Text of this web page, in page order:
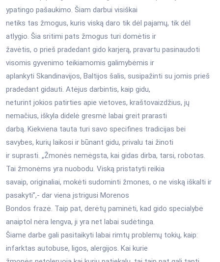
ypatingo pašaukimo. Šiam darbui visiškai
netiks tas žmogus, kuris viską daro tik dėl pajamų, tik dėl
atlygio. Šia sritimi pats žmogus turi domėtis ir
žavėtis, o prieš pradedant gido karjerą, pravartu pasinaudoti
visomis gyvenimo teikiamomis galimybėmis ir
aplankyti Skandinavijos, Baltijos šalis, susipažinti su jomis prieš
pradedant gidauti. Atėjus darbintis, kaip gidu,
neturint jokios patirties apie vietoves, kraštovaizdžius, jų
nemačius, iškyla didelė gresmė labai greit prarasti
darbą. Kiekviena tauta turi savo specifines tradicijas bei
savybes, kurių laikosi ir būnant gidu, privalu tai žinoti
ir suprasti. „Žmonės nemėgsta, kai gidas dirba, tarsi, robotas.
Tai žmonėms yra nuobodu. Viską pristatyti reikia
savaip, originaliai, mokėti sudominti žmones, o ne viską iškalti ir
pasakyti”,- dar viena įstrigusi Morenos
Bondos frazė. Taip pat, derėtų paminėti, kad gido specialybė
anaiptol nėra lengva, ji yra net labai sudėtinga.
Šiame darbe gali pasitaikyti labai rimtų problemų tokių, kaip:
infarktas autobuse, ligos, alergijos. Kai kurie